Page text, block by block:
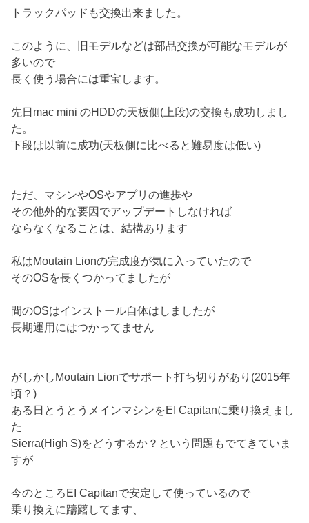
トラックパッドも交換出来ました。
このように、旧モデルなどは部品交換が可能なモデルが
多いので
長く使う場合には重宝します。
先日mac mini のHDDの天板側(上段)の交換も成功しまし
た。
下段は以前に成功(天板側に比べると難易度は低い)
ただ、マシンやOSやアプリの進歩や
その他外的な要因でアップデートしなければ
ならなくなることは、結構あります
私はMoutain Lionの完成度が気に入っていたので
そのOSを長くつかってましたが
間のOSはインストール自体はしましたが
長期運用にはつかってません
がしかしMoutain Lionでサポート打ち切りがあり(2015年
頃？)
ある日とうとうメインマシンをEI Capitanに乗り換えまし
た
Sierra(High S)をどうするか？という問題もでてきていま
すが
今のところEI Capitanで安定して使っているので
乗り換えに躊躇してます、